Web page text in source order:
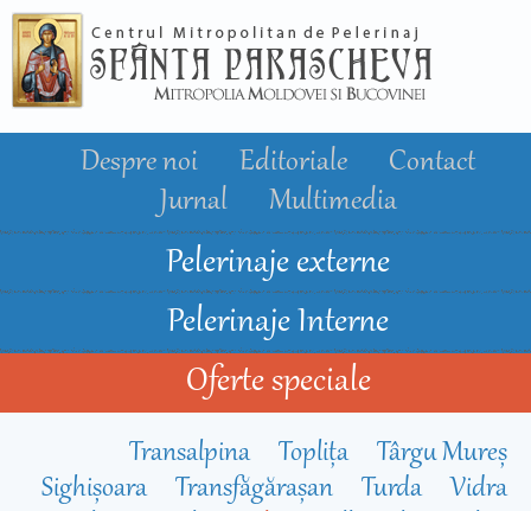
conţinutul
principal
Despre noi Editoriale
Contact
Jurnal
Multimedia
Pelerinaje externe
Pelerinaje Interne
Oferte speciale
Transalpina Toplița
Târgu Mureș
Sighișoara
Transfăgărașan Turda
Vidra